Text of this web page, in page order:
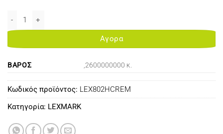
802HC 80C2HC0 TONER CYAN 3K REMANUFACTURED FOR USE
Αγορα
ΒΆΡΟΣ ,2600000000 κ.
Κωδικός προϊόντος: LEX802HCREM
Κατηγορία: LEXMARK